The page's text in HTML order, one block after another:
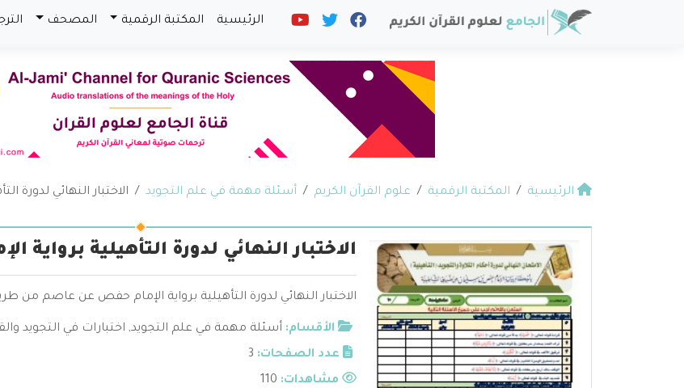
الرئيسية المكتبة الرقمية المصحف
الرئيسية المكتبة الرقمية علوم القرآن الكريم أسئلة مهمة في علم التجويد الاختبار النهائي لدورة
الاختبار النهائي لدورة التأهيلية
الاختبار النهائي لدورة التأهيلية برواية الإمام حفص عن عاصم من طريق
الأقسام: أسئلة مهمة في علم التجويد, اختبارات في التجويد
عدد الصفحات: 3
مشاهدات: